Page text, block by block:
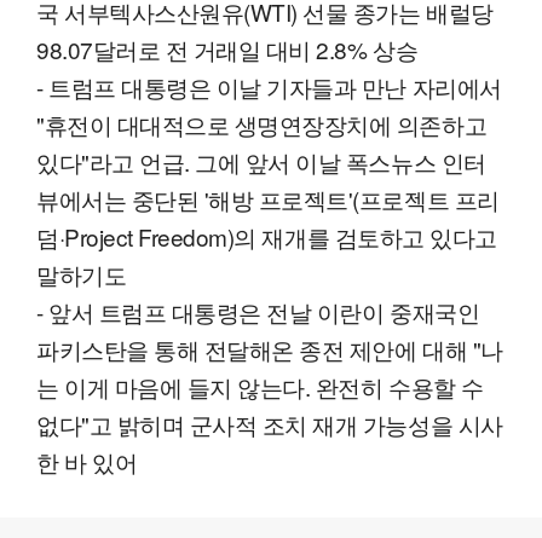
국 서부텍사스산원유(WTI) 선물 종가는 배럴당
98.07달러로 전 거래일 대비 2.8% 상승
- 트럼프 대통령은 이날 기자들과 만난 자리에서
"휴전이 대대적으로 생명연장장치에 의존하고
있다"라고 언급. 그에 앞서 이날 폭스뉴스 인터
뷰에서는 중단된 '해방 프로젝트'(프로젝트 프리
덤·Project Freedom)의 재개를 검토하고 있다고
말하기도
- 앞서 트럼프 대통령은 전날 이란이 중재국인
파키스탄을 통해 전달해온 종전 제안에 대해 "나
는 이게 마음에 들지 않는다. 완전히 수용할 수
없다"고 밝히며 군사적 조치 재개 가능성을 시사
한 바 있어